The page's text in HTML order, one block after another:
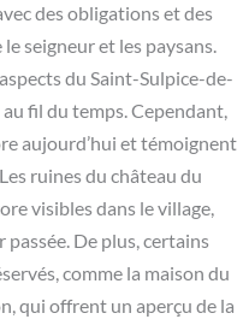
des obligations et des
seigneur et les paysans.
du Saint-Sulpice-de-
fil du temps. Cependant,
aujourd’hui et témoignent
ruines du château du
visibles dans le village,
De plus, certains
comme la maison du
qui offrent un aperçu de la